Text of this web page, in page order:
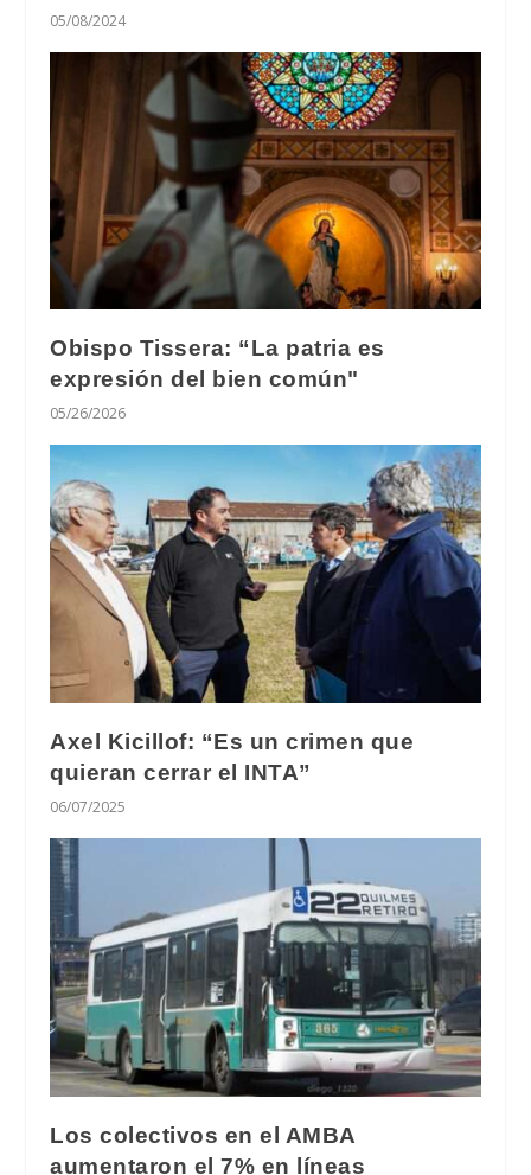
05/08/2024
Obispo Tissera: “La patria es
expresión del bien común"
05/26/2026
Axel Kicillof: “Es un crimen que
quieran cerrar el INTA”
06/07/2025
Los colectivos en el AMBA
aumentaron el 7% en líneas